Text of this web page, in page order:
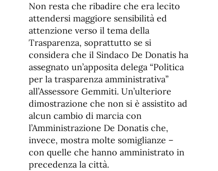
Non resta che ribadire che era lecito
attendersi maggiore sensibilità ed
attenzione verso il tema della
Trasparenza, soprattutto se si
considera che il Sindaco De Donatis ha
assegnato un’apposita delega “Politica
per la trasparenza amministrativa”
all’Assessore Gemmiti. Un’ulteriore
dimostrazione che non si è assistito ad
alcun cambio di marcia con
l’Amministrazione De Donatis che,
invece, mostra molte somiglianze –
con quelle che hanno amministrato in
precedenza la città.